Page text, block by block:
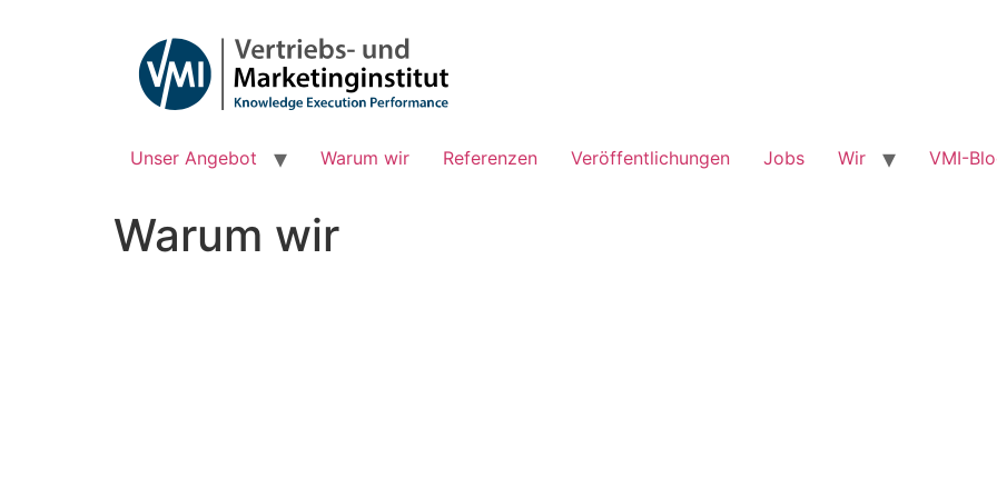
Unser Angebot Warum wir Referenzen Veröffentlichungen Jobs Wir VMI-
Warum wir